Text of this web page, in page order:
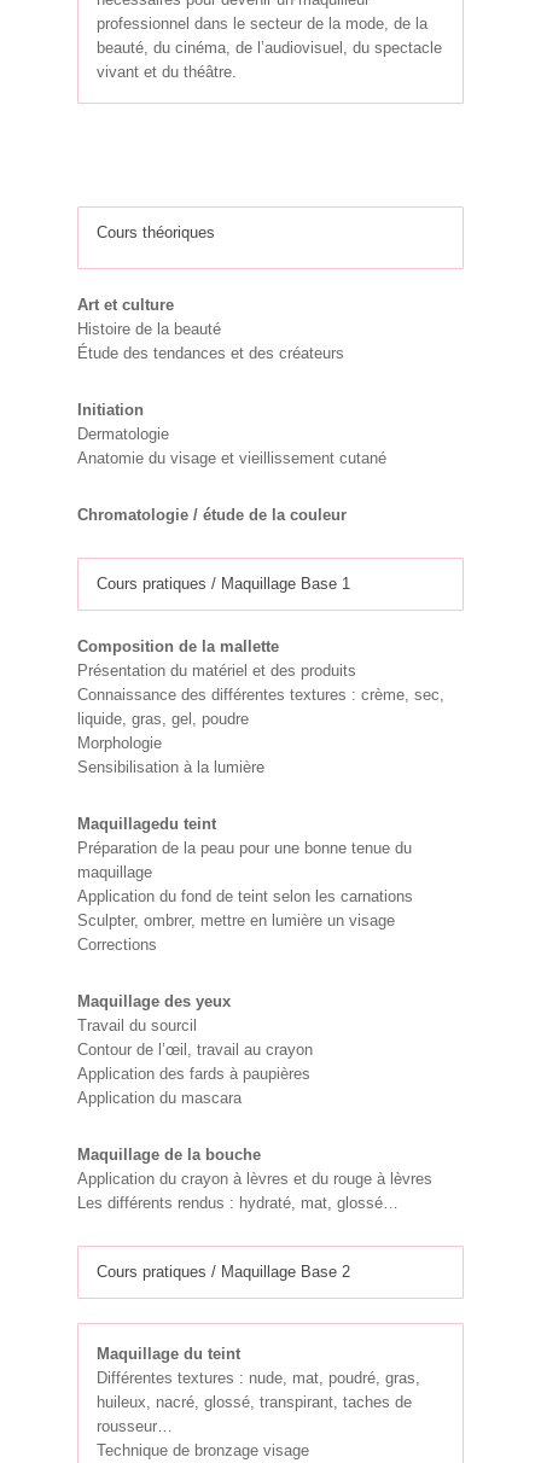
professionnel dans le secteur de la mode, de la
beauté, du cinéma, de l’audiovisuel, du spectacle
vivant et du théâtre.
Cours théoriques
Art et culture
Histoire de la beauté
Étude des tendances et des créateurs
Initiation
Dermatologie
Anatomie du visage et vieillissement cutané
Chromatologie / étude de la couleur
Cours pratiques / Maquillage Base 1
Composition de la mallette
Présentation du matériel et des produits
Connaissance des différentes textures : crème, sec,
liquide, gras, gel, poudre
Morphologie
Sensibilisation à la lumière
Maquillagedu teint
Préparation de la peau pour une bonne tenue du
maquillage
Application du fond de teint selon les carnations
Sculpter, ombrer, mettre en lumière un visage
Corrections
Maquillage des yeux
Travail du sourcil
Contour de l’œil, travail au crayon
Application des fards à paupières
Application du mascara
Maquillage de la bouche
Application du crayon à lèvres et du rouge à lèvres
Les différents rendus : hydraté, mat, glossé…
Cours pratiques / Maquillage Base 2
Maquillage du teint
Différentes textures : nude, mat, poudré, gras,
huileux, nacré, glossé, transpirant, taches de
rousseur…
Technique de bronzage visage